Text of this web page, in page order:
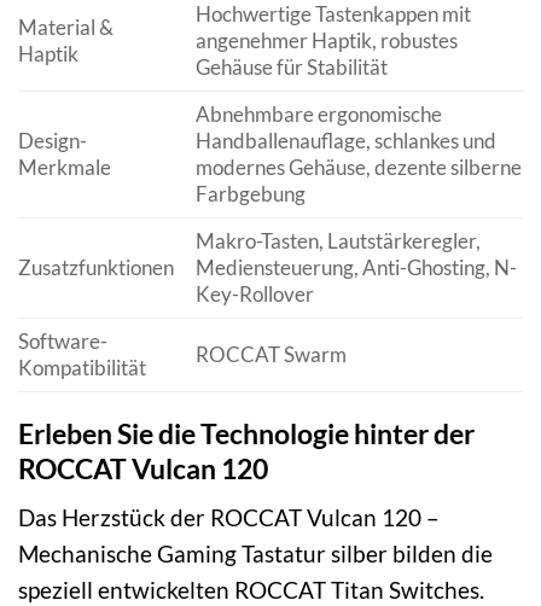
Material &
Haptik
Hochwertige Tastenkappen mit
angenehmer Haptik, robustes
Gehäuse für Stabilität
Design-
Merkmale
Abnehmbare ergonomische
Handballenauflage, schlankes und
modernes Gehäuse, dezente silberne
Farbgebung
Zusatzfunktionen
Makro-Tasten, Lautstärkeregler,
Mediensteuerung, Anti-Ghosting, N-
Key-Rollover
Software-
Kompatibilität
ROCCAT Swarm
Erleben Sie die Technologie hinter der
ROCCAT Vulcan 120
Das Herzstück der ROCCAT Vulcan 120 –
Mechanische Gaming Tastatur silber bilden die
speziell entwickelten ROCCAT Titan Switches.